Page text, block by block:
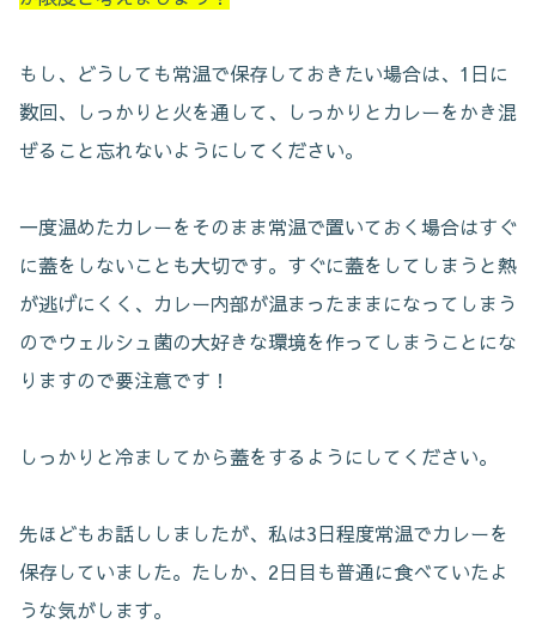
もし、どうしても常温で保存しておきたい場合は、1日に
数回、しっかりと火を通して、しっかりとカレーをかき混
ぜること忘れないようにしてください。
一度温めたカレーをそのまま常温で置いておく場合はすぐ
に蓋をしないことも大切です。すぐに蓋をしてしまうと熱
が逃げにくく、カレー内部が温まったままになってしまう
のでウェルシュ菌の大好きな環境を作ってしまうことにな
りますので要注意です！
しっかりと冷ましてから蓋をするようにしてください。
先ほどもお話ししましたが、私は3日程度常温でカレーを
保存していました。たしか、2日目も普通に食べていたよ
うな気がします。